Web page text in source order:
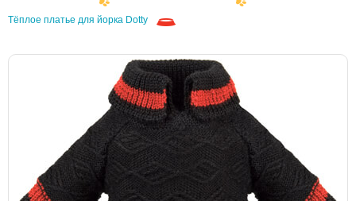
Тёплое платье для йорка Dotty